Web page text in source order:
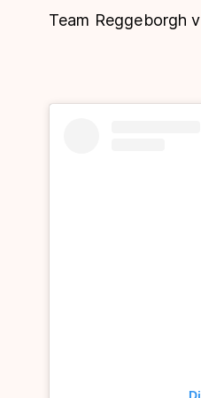
Team Reggeborgh